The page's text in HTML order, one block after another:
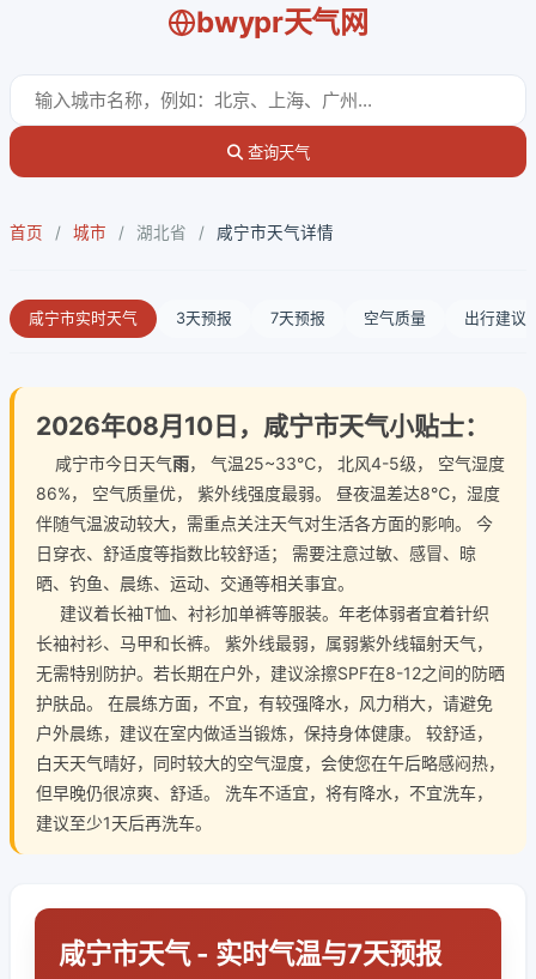
bwypr天气网
查询天气
首页 / 城市 / 湖北省 / 咸宁市天气详情
咸宁市实时天气 3天预报 7天预报 空气质量 出行建议
2026年08月10日，咸宁市天气小贴士：
咸宁市今日天气雨， 气温25~33℃， 北风4-5级， 空气湿度
86%， 空气质量优， 紫外线强度最弱。 昼夜温差达8℃，湿度
伴随气温波动较大，需重点关注天气对生活各方面的影响。 今
日穿衣、舒适度等指数比较舒适； 需要注意过敏、感冒、晾
晒、钓鱼、晨练、运动、交通等相关事宜。
建议着长袖T恤、衬衫加单裤等服装。年老体弱者宜着针织
长袖衬衫、马甲和长裤。 紫外线最弱，属弱紫外线辐射天气，
无需特别防护。若长期在户外，建议涂擦SPF在8-12之间的防晒
护肤品。 在晨练方面，不宜，有较强降水，风力稍大，请避免
户外晨练，建议在室内做适当锻炼，保持身体健康。 较舒适，
白天天气晴好，同时较大的空气湿度，会使您在午后略感闷热，
但早晚仍很凉爽、舒适。 洗车不适宜，将有降水，不宜洗车，
建议至少1天后再洗车。
咸宁市天气 - 实时气温与7天预报